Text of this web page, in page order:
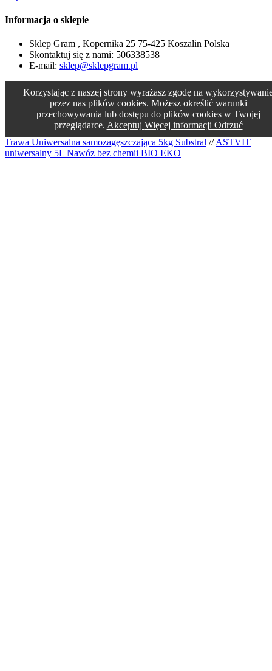
Informacja o sklepie
Sklep Gram , Kopernika 25 75-425 Koszalin Polska
Skontaktuj się z nami: 506338538
E-mail: sklep@sklepgram.pl
Korzystając z naszej strony wyrażasz zgodę na
przez nas plików cookies. Możesz określić warunki
przechowywania lub dostępu do plików cookies w Twojej
przeglądarce. Akceptuj Więcej informacji Odrzuć
Trawa Uniwersalna samozagęszczająca 5kg Substral //ASTVIT
uniwersalny 5L Nawóz bez chemii BIO EKO